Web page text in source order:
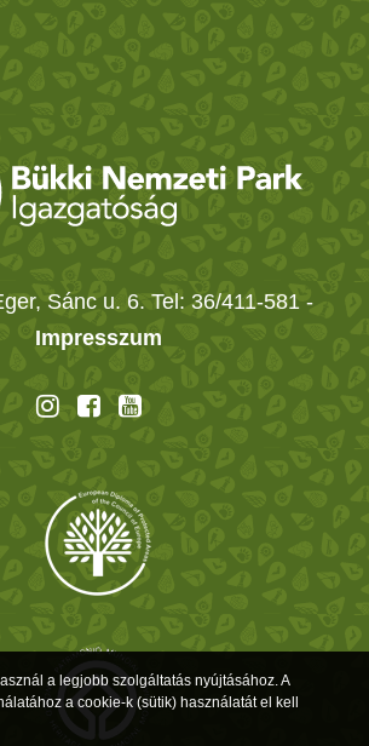
Sánc u. 6. Tel: 36/411-581 -
Impresszum
a legjobb szolgáltatás nyújtásához. A
a cookie-k (sütik) használatát el kell